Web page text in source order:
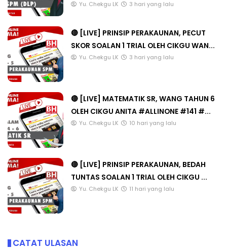
Yu. Chekgu LK 3 hari yang lalu
🔴 [LIVE] PRINSIP PERAKAUNAN, PECUT
SKOR SOALAN 1 TRIAL OLEH CIKGU WAN...
Yu. Chekgu LK 3 hari yang lalu
🔴 [LIVE] MATEMATIK SR, WANG TAHUN 6
OLEH CIKGU ANITA #ALLINONE #141 #...
Yu. Chekgu LK 10 hari yang lalu
🔴 [LIVE] PRINSIP PERAKAUNAN, BEDAH
TUNTAS SOALAN 1 TRIAL OLEH CIKGU ...
Yu. Chekgu LK 11 hari yang lalu
CATAT ULASAN